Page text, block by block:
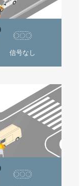
信号なし